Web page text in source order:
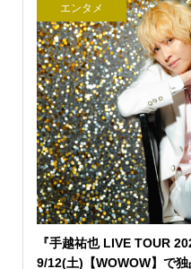
エンタメ
『手越祐也 LIVE TOUR
9/12(土)【WOWOW】で独